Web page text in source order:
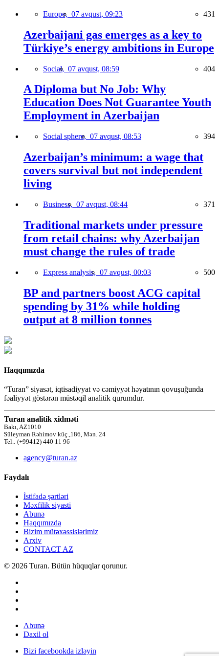
Europe, 07 avqust, 09:23 431
Azerbaijani gas emerges as a key to
Türkiye’s energy ambitions in Europe
Social, 07 avqust, 08:59 404
A Diploma but No Job: Why
Education Does Not Guarantee Youth
Employment in Azerbaijan
Social sphere, 07 avqust, 08:53 394
Azerbaijan’s minimum: a wage that
covers survival but not independent
living
Business, 07 avqust, 08:44 371
Traditional markets under pressure
from retail chains: why Azerbaijan
must change the rules of trade
Express analysis, 07 avqust, 00:03 500
BP and partners boost ACG capital
spending by 31% while holding
output at 8 million tonnes
Haqqımızda
“Turan” siyasət, iqtisadiyyat və cəmiyyət həyatının qovuşuğunda
fəaliyyət göstərən müstəqil analitik qurumdur.
Turan analitik xidməti
Bakı, AZ1010
Süleyman Rəhimov küç.,186, Mən. 24
Tel.: (+99412) 440 11 96
agency@turan.az
Faydalı
İstifadə şərtləri
Məxfilik siyasti
Abunə
Haqqımızda
Bizim mütəxəssislərimiz
Arxiv
CONTACT AZ
© 2026 Turan. Bütün hüquqlar qorunur.
Abunə
Daxil ol
Bizi facebookda izləyin